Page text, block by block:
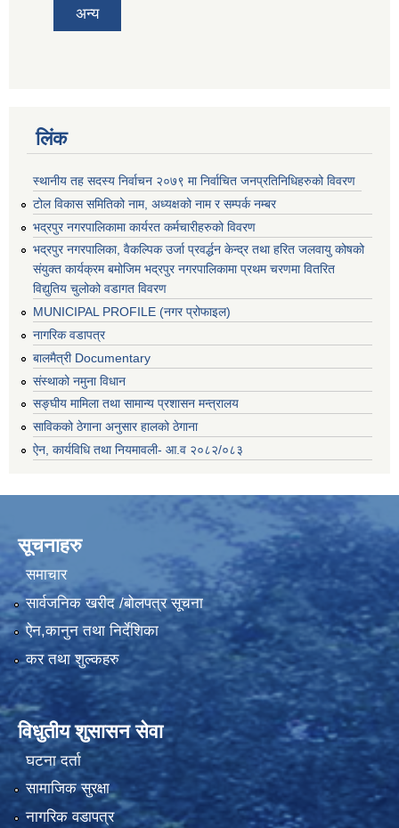
अन्य
लिंक
स्थानीय तह सदस्य निर्वाचन २०७९ मा निर्वाचित जनप्रतिनिधिहरुको विवरण
टोल विकास समितिको नाम, अध्यक्षको नाम र सम्पर्क नम्बर
भद्रपुर नगरपालिकामा कार्यरत कर्मचारीहरुको विवरण
भद्रपुर नगरपालिका, वैकल्पिक उर्जा प्रवर्द्धन केन्द्र तथा हरित जलवायु कोषको
संयुक्त कार्यक्रम बमोजिम भद्रपुर नगरपालिकामा प्रथम चरणमा वितरित
विद्युतिय चुलोको वडागत विवरण
MUNICIPAL PROFILE (नगर प्रोफाइल)
नागरिक वडापत्र
बालमैत्री Documentary
संस्थाको नमुना विधान
सङ्घीय मामिला तथा सामान्य प्रशासन मन्त्रालय
साविकको ठेगाना अनुसार हालको ठेगाना
ऐन, कार्यविधि तथा नियमावली- आ.व २०८२/०८३
सूचनाहरु
समाचार
सार्वजनिक खरीद /बोलपत्र सूचना
ऐन,कानुन तथा निर्देशिका
कर तथा शुल्कहरु
विधुतीय शुसासन सेवा
घटना दर्ता
सामाजिक सुरक्षा
नागरिक वडापत्र